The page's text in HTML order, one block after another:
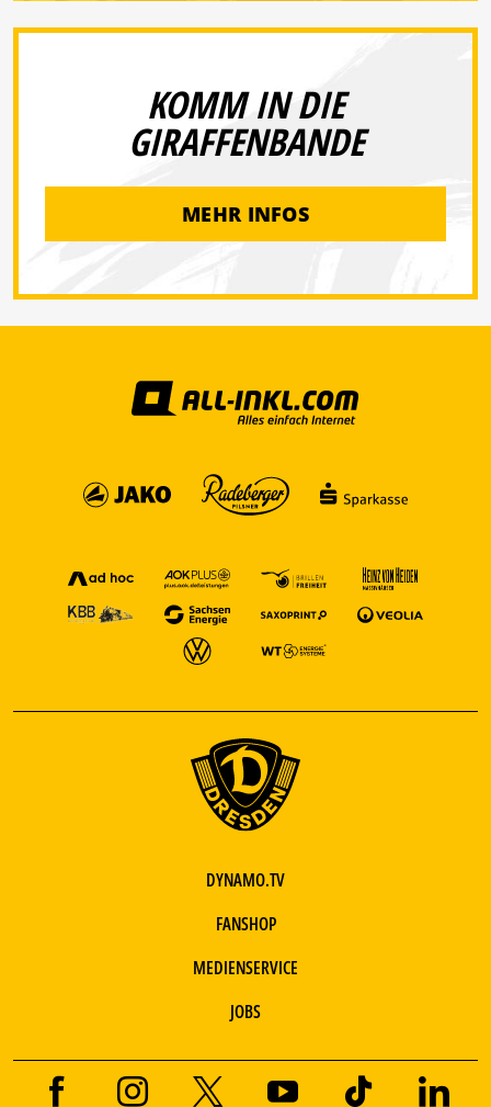
KOMM IN DIE
GIRAFFENBANDE
MEHR INFOS
DYNAMO.TV
FANSHOP
MEDIENSERVICE
JOBS